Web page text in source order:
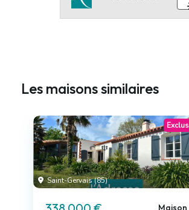
Les maisons similaires
Saint-Gervais (85)
Maison